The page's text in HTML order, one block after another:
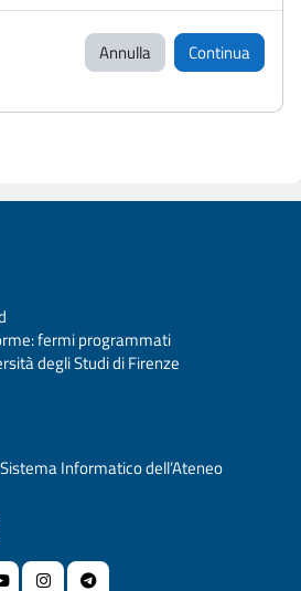
Annulla Continua
fermi programmati
degli Studi di Firenze
Informatico dell’Ateneo